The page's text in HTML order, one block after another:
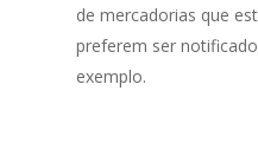
de mercadorias que
preferem ser
exemplo.